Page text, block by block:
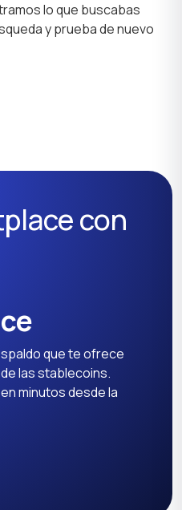
lo que buscabas
y prueba de nuevo
con
que te ofrece
las stablecoins.
minutos desde la